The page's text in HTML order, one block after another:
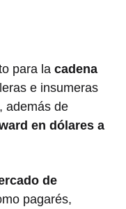
para la cadena
e insumeras
, además de
en dólares a
de
pagarés,